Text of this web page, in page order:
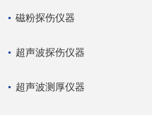
磁粉探伤仪器
超声波探伤仪器
超声波测厚仪器